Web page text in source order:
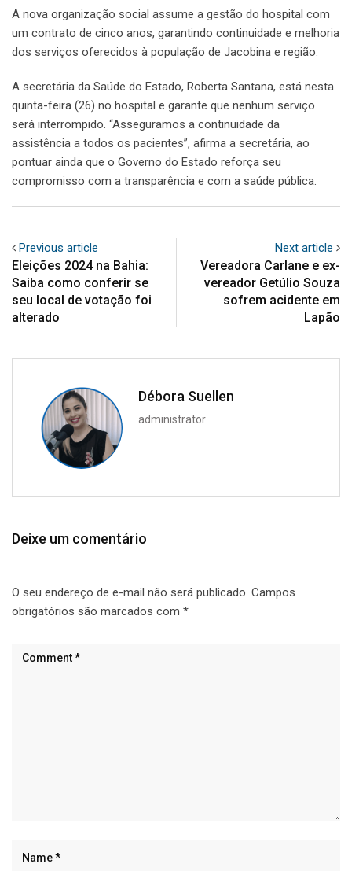
A nova organização social assume a gestão do hospital com
um contrato de cinco anos, garantindo continuidade e melhoria
dos serviços oferecidos à população de Jacobina e região.
A secretária da Saúde do Estado, Roberta Santana, está nesta
quinta-feira (26) no hospital e garante que nenhum serviço
será interrompido. “Asseguramos a continuidade da
assistência a todos os pacientes”, afirma a secretária, ao
pontuar ainda que o Governo do Estado reforça seu
compromisso com a transparência e com a saúde pública.
Previous article
Eleições 2024 na Bahia:
Saiba como conferir se
seu local de votação foi
alterado
Next article
Vereadora Carlane e ex-
vereador Getúlio Souza
sofrem acidente em
Lapão
Débora Suellen
administrator
Deixe um comentário
O seu endereço de e-mail não será publicado. Campos
obrigatórios são marcados com *